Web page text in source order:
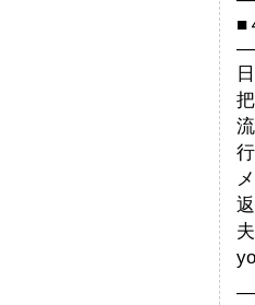
■
夫